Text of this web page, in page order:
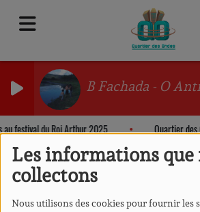
Les informations que
collectons
Nous utilisons des cookies pour fournir les
B Fachada - O
au festival du Roi Arthur 2025 Quartier